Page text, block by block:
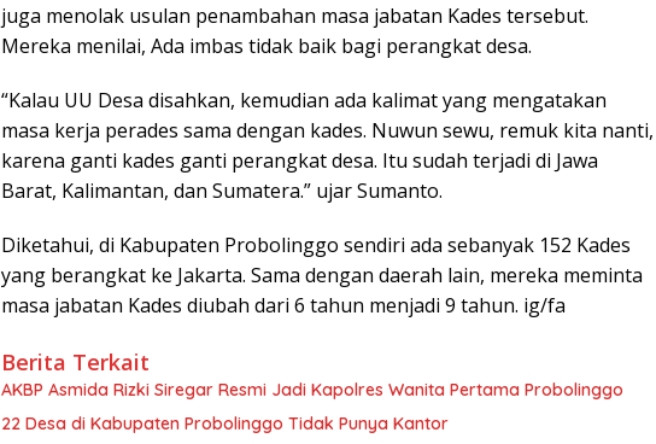
juga menolak usulan penambahan masa jabatan Kades tersebut.
Mereka menilai, Ada imbas tidak baik bagi perangkat desa.
“Kalau UU Desa disahkan, kemudian ada kalimat yang mengatakan
masa kerja perades sama dengan kades. Nuwun sewu, remuk kita nanti,
karena ganti kades ganti perangkat desa. Itu sudah terjadi di Jawa
Barat, Kalimantan, dan Sumatera.” ujar Sumanto.
Diketahui, di Kabupaten Probolinggo sendiri ada sebanyak 152 Kades
yang berangkat ke Jakarta. Sama dengan daerah lain, mereka meminta
masa jabatan Kades diubah dari 6 tahun menjadi 9 tahun. ig/fa
Berita Terkait
AKBP Asmida Rizki Siregar Resmi Jadi Kapolres Wanita Pertama Probolinggo
22 Desa di Kabupaten Probolinggo Tidak Punya Kantor